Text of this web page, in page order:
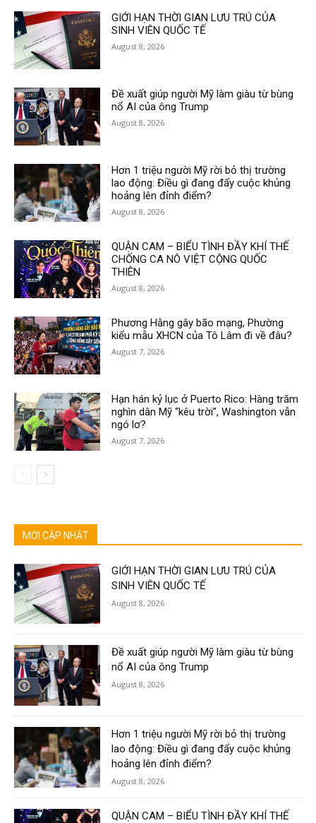
GIỚI HẠN THỜI GIAN LƯU TRÚ CỦA
SINH VIÊN QUỐC TẾ
August 8, 2026
Đề xuất giúp người Mỹ làm giàu từ bùng
nổ AI của ông Trump
August 8, 2026
Hơn 1 triệu người Mỹ rời bỏ thị trường
lao động: Điều gì đang đẩy cuộc khủng
hoảng lên đỉnh điểm?
August 8, 2026
QUẬN CAM – BIỂU TÌNH ĐẦY KHÍ THẾ
CHỐNG CA NÔ VIỆT CỘNG QUỐC
THIÊN
August 8, 2026
Phương Hằng gây bão mạng, Phường
kiểu mẫu XHCN của Tô Lâm đi về đâu?
August 7, 2026
Hạn hán kỷ lục ở Puerto Rico: Hàng trăm
nghìn dân Mỹ “kêu trời”, Washington vẫn
ngó lơ?
August 7, 2026
MỚI CẬP NHẬT
GIỚI HẠN THỜI GIAN LƯU TRÚ CỦA
SINH VIÊN QUỐC TẾ
August 8, 2026
Đề xuất giúp người Mỹ làm giàu từ bùng
nổ AI của ông Trump
August 8, 2026
Hơn 1 triệu người Mỹ rời bỏ thị trường
lao động: Điều gì đang đẩy cuộc khủng
hoảng lên đỉnh điểm?
August 8, 2026
QUẬN CAM – BIỂU TÌNH ĐẦY KHÍ THẾ